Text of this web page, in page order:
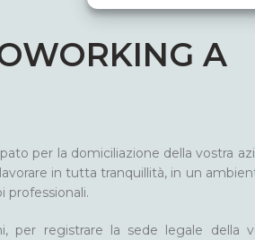
A
per la domiciliazione della vostra
in tutta tranquillità, in un
professionali.
per registrare la sede legale della